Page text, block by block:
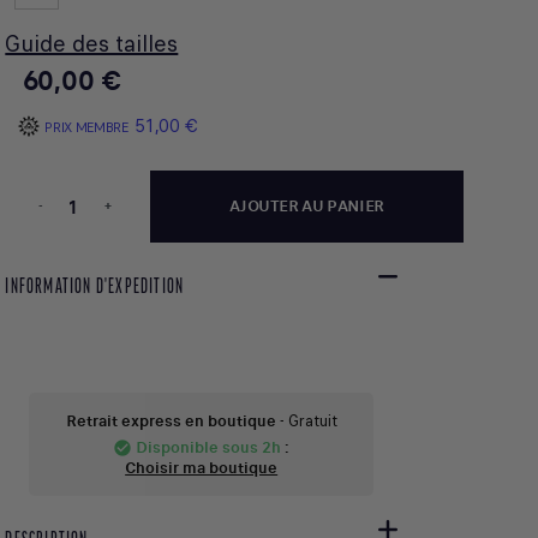
Guide des tailles
60,00 €
PRIX MEMBRE 51,00 €
- + AJOUTER AU PANIER
INFORMATION D'EXPEDITION
Retrait express en boutique - Gratuit
check_circle Disponible sous 2h :
Choisir ma boutique